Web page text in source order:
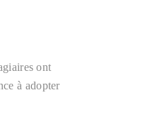
ont
à adopter